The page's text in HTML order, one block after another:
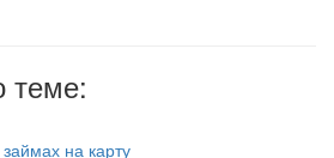
теме:
на карту